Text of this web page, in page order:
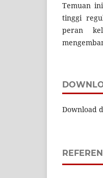
Temuan
tinggi
peran
Download